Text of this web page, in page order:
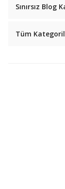
Sınırsız Blog
Tüm